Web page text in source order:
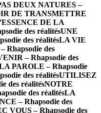
DEUX NATURES –
DE TRANSMETTRE
DE LA
des réalitésUNE
des réalitésLA VIE
Rhapsodie des
– Rhapsodie des
PAROLE – Rhapsodie
des réalitésUTILISEZ
des réalitésNOTRE
des réalitésLA
– Rhapsodie des
VOUS – Rhapsodie des